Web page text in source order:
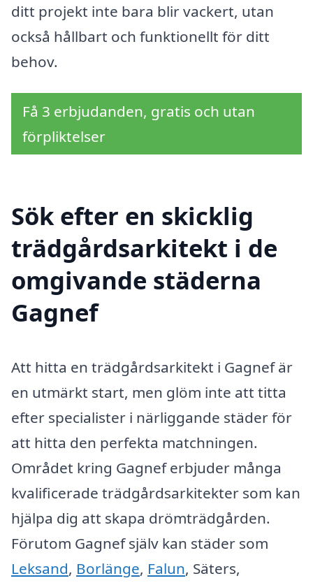
ditt projekt inte bara blir vackert, utan
också hållbart och funktionellt för ditt
behov.
Få 3 erbjudanden, gratis och utan
förpliktelser
Sök efter en skicklig
trädgårdsarkitekt i de
omgivande städerna
Gagnef
Att hitta en trädgårdsarkitekt i Gagnef är
en utmärkt start, men glöm inte att titta
efter specialister i närliggande städer för
att hitta den perfekta matchningen.
Området kring Gagnef erbjuder många
kvalificerade trädgårdsarkitekter som kan
hjälpa dig att skapa drömträdgården.
Förutom Gagnef själv kan städer som
Leksand, Borlänge, Falun, Säters,